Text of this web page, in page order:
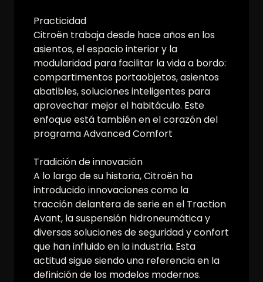
Practicidad
Citroën trabaja desde hace años en los
asientos, el espacio interior y la
modularidad para facilitar la vida a bordo:
compartimentos portaobjetos, asientos
abatibles, soluciones inteligentes para
aprovechar mejor el habitáculo. Este
enfoque está también en el corazón del
programa Advanced Comfort
Tradición de innovación
A lo largo de su historia, Citroën ha
introducido innovaciones como la
tracción delantera de serie en el Traction
Avant, la suspensión hidroneumática y
diversas soluciones de seguridad y confort
que han influido en la industria. Esta
actitud sigue siendo una referencia en la
definición de los modelos modernos.